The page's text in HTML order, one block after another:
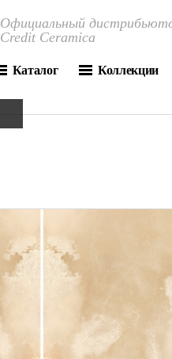
Официальный
Credit Ceramica
Каталог Коллекции